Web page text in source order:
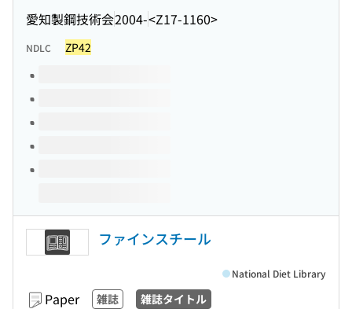
愛知製鋼技術会2004-<Z17-1160>
NDLC ZP42
Volumes of this title
ファインスチール
Paper 雑誌 雑誌タイトル
National Diet Library